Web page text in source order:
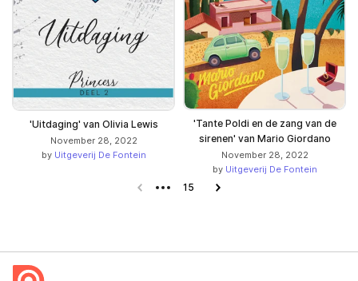
'Uitdaging' van Olivia Lewis
November 28, 2022
by Uitgeverij De Fontein
'Tante Poldi en de zang van de
sirenen' van Mario Giordano
November 28, 2022
by Uitgeverij De Fontein
Previous page
15 Next page